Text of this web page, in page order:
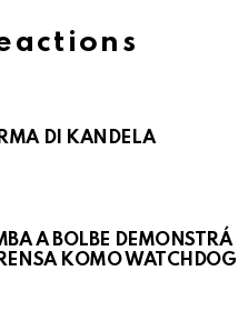
DI KANDELA
A BOLBE DEMONSTRÁ
KOMO WATCHDOG